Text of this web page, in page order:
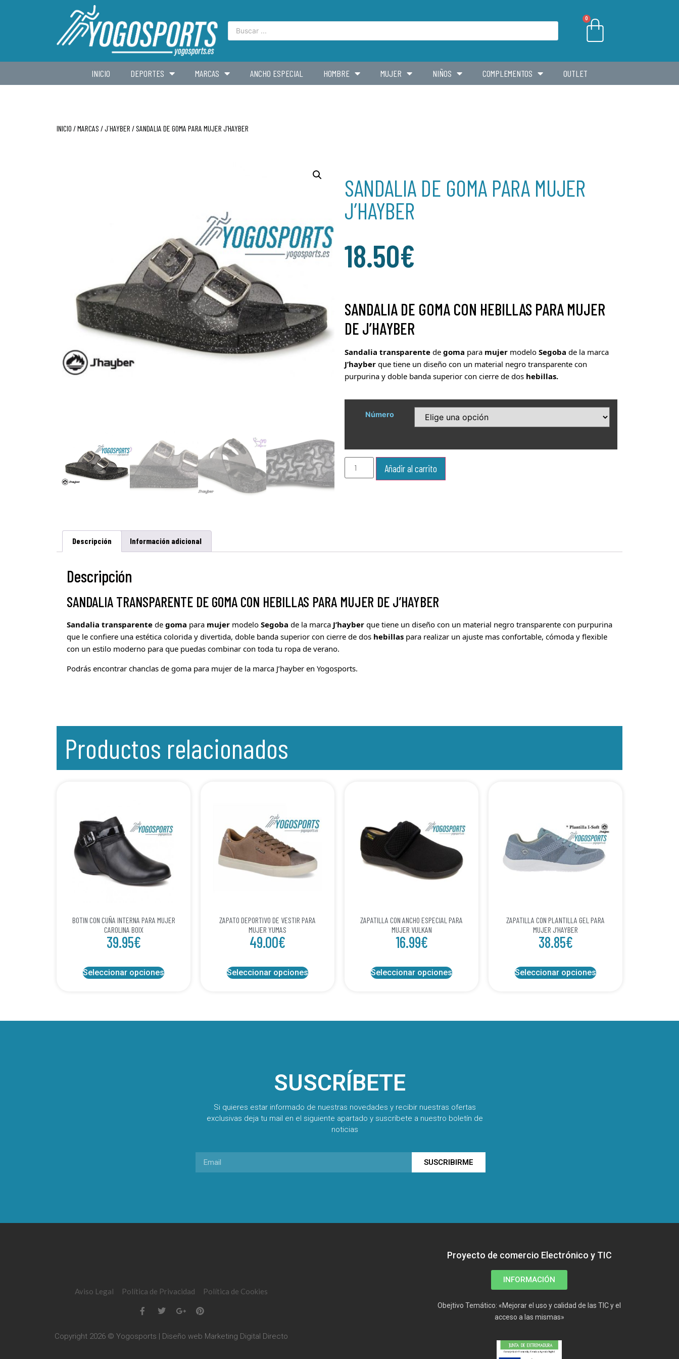
0
INICIO DEPORTES MARCAS ANCHO ESPECIAL HOMBRE MUJER NIÑOS COMPLEMENTOS OUTLET
INICIO /MARCAS /J´HAYBER / SANDALIA DE GOMA PARA MUJER J’HAYBER
SANDALIA DE GOMA PARA MUJER
J’HAYBER
18.50€
SANDALIA DE GOMA CON HEBILLAS PARA MUJER
DE J’HAYBER
Sandalia transparente de goma para mujer modelo Segoba de la marca
J’hayber que tiene un diseño con un material negro transparente con
purpurina y doble banda superior con cierre de dos hebillas.
Número
Añadir al carrito
Descripción Información adicional
Descripción
SANDALIA TRANSPARENTE DE GOMA CON HEBILLAS PARA MUJER DE J’HAYBER
Sandalia transparente de goma para mujer modelo Segoba de la marca J’hayber que tiene un diseño con un material negro transparente con purpurina
que le confiere una estética colorida y divertida, doble banda superior con cierre de dos hebillas para realizar un ajuste mas confortable, cómoda y flexible
con un estilo moderno para que puedas combinar con toda tu ropa de verano.
Podrás encontrar chanclas de goma para mujer de la marca J’hayber en Yogosports.
Productos relacionados
BOTIN CON CUÑA INTERNA PARA MUJER
CAROLINA BOIX
39.95€
Seleccionar opciones
ZAPATO DEPORTIVO DE VESTIR PARA
MUJER YUMAS
49.00€
Seleccionar opciones
ZAPATILLA CON ANCHO ESPECIAL PARA
MUJER VULKAN
16.99€
Seleccionar opciones
ZAPATILLA CON PLANTILLA GEL PARA
MUJER J’HAYBER
38.85€
Seleccionar opciones
SUSCRÍBETE
Si quieres estar informado de nuestras novedades y recibir nuestras ofertas
exclusivas deja tu mail en el siguiente apartado y suscríbete a nuestro boletín de
noticias
SUSCRIBIRME
Aviso Legal Política de Privacidad Política de Cookies
Copyright 2026 © Yogosports | Diseño web Marketing Digital Directo
Proyecto de comercio Electrónico y TIC
INFORMACIÓN
Obejtivo Temático: «Mejorar el uso y calidad de las TIC y el
acceso a las mismas»